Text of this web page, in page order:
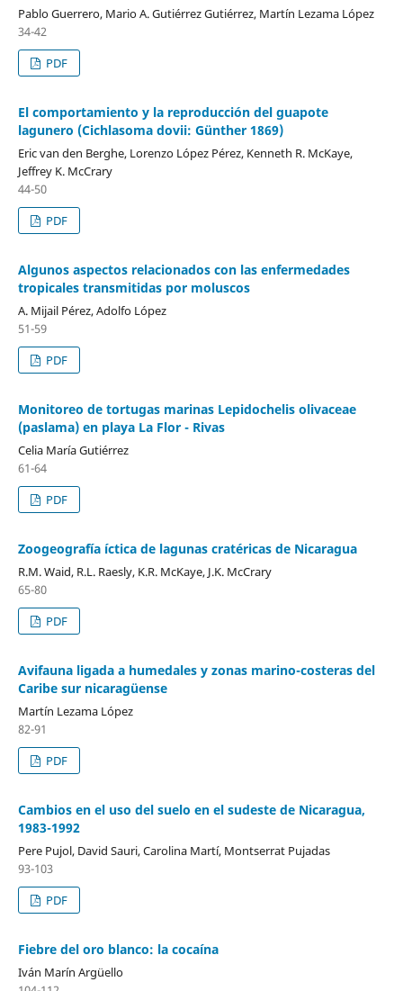
Pablo Guerrero, Mario A. Gutiérrez Gutiérrez, Martín Lezama López
34-42
PDF
El comportamiento y la reproducción del guapote
lagunero (Cichlasoma dovii: Günther 1869)
Eric van den Berghe, Lorenzo López Pérez, Kenneth R. McKaye,
Jeffrey K. McCrary
44-50
PDF
Algunos aspectos relacionados con las enfermedades
tropicales transmitidas por moluscos
A. Mijail Pérez, Adolfo López
51-59
PDF
Monitoreo de tortugas marinas Lepidochelis olivaceae
(paslama) en playa La Flor - Rivas
Celia María Gutiérrez
61-64
PDF
Zoogeografía íctica de lagunas cratéricas de Nicaragua
R.M. Waid, R.L. Raesly, K.R. McKaye, J.K. McCrary
65-80
PDF
Avifauna ligada a humedales y zonas marino-costeras del
Caribe sur nicaragüense
Martín Lezama López
82-91
PDF
Cambios en el uso del suelo en el sudeste de Nicaragua,
1983-1992
Pere Pujol, David Sauri, Carolina Martí, Montserrat Pujadas
93-103
PDF
Fiebre del oro blanco: la cocaína
Iván Marín Argüello